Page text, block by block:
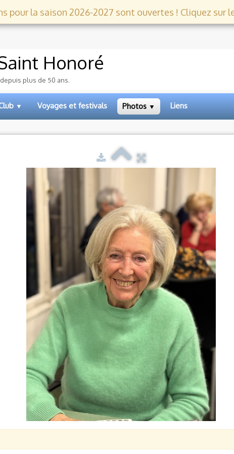
pour la saison 2026-2027 sont ouvertes ! Cliquez sur le
Honoré
plus de 50 ans.
▼ Voyages et festivals Photos ▼ Liens